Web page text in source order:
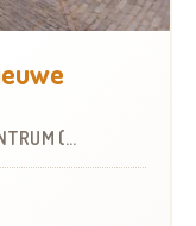
(WZC)